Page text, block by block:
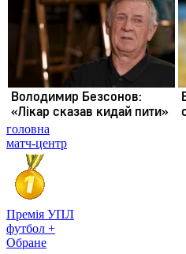
головна
матч-центр
Премія УПЛ
футбол +
Обране